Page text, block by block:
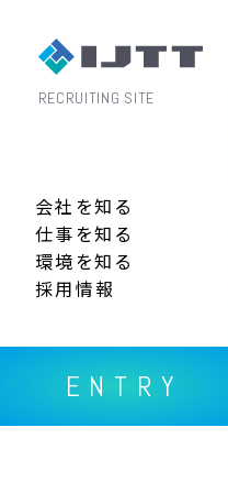
RECRUITING SITE
会社を知る
仕事を知る
環境を知る
採用情報
ENTRY